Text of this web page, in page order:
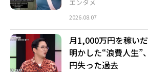
エンタメ
2026.08.07
月1,000万円を稼い
明かした“浪費人生”
円失った過去